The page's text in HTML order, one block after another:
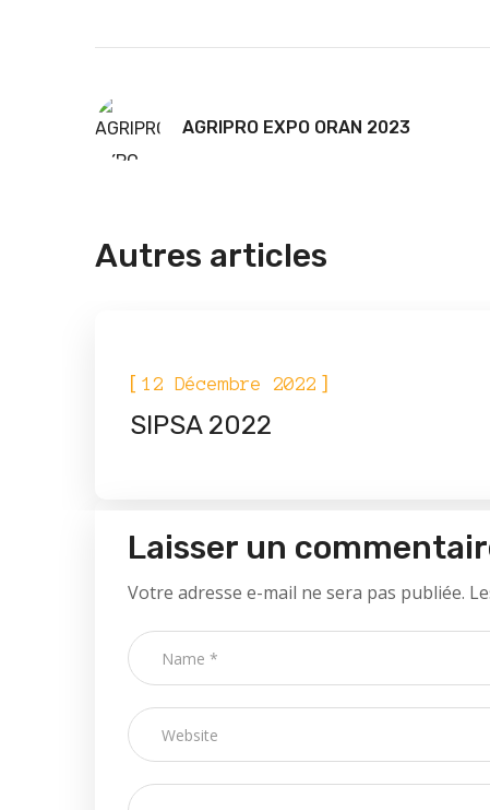
AGRIPRO EXPO ORAN 2023
Autres articles
[ 12 Décembre 2022 ]
SIPSA 2022
Laisser un
Votre adresse e-mail ne sera pas publiée.